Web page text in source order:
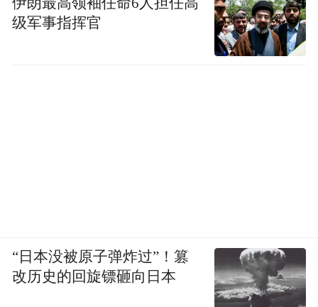
级军事指挥官
“日本没被原子弹炸过”！篡
改历史的回旋镖砸向日本